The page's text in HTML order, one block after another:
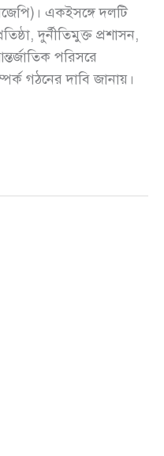
একইসঙ্গে দলটি
দুর্নীতিমুক্ত প্রশাসন,
পরিসরে
গঠনের দাবি জানায়।